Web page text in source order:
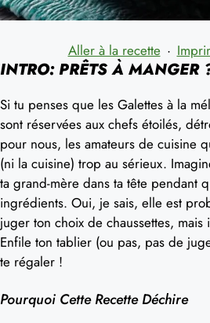
Aller à la recette ·
INTRO: PRÊTS À MANGER
Si tu penses que les Galettes à la
sont réservées aux chefs étoilés,
pour nous, les amateurs de cuisine
(ni la cuisine) trop au sérieux.
ta grand-mère dans ta tête pendant
ingrédients. Oui, je sais, elle est
juger ton choix de chaussettes, mais
Enfile ton tablier (ou pas, pas de
te régaler !
Pourquoi Cette Recette Déchire